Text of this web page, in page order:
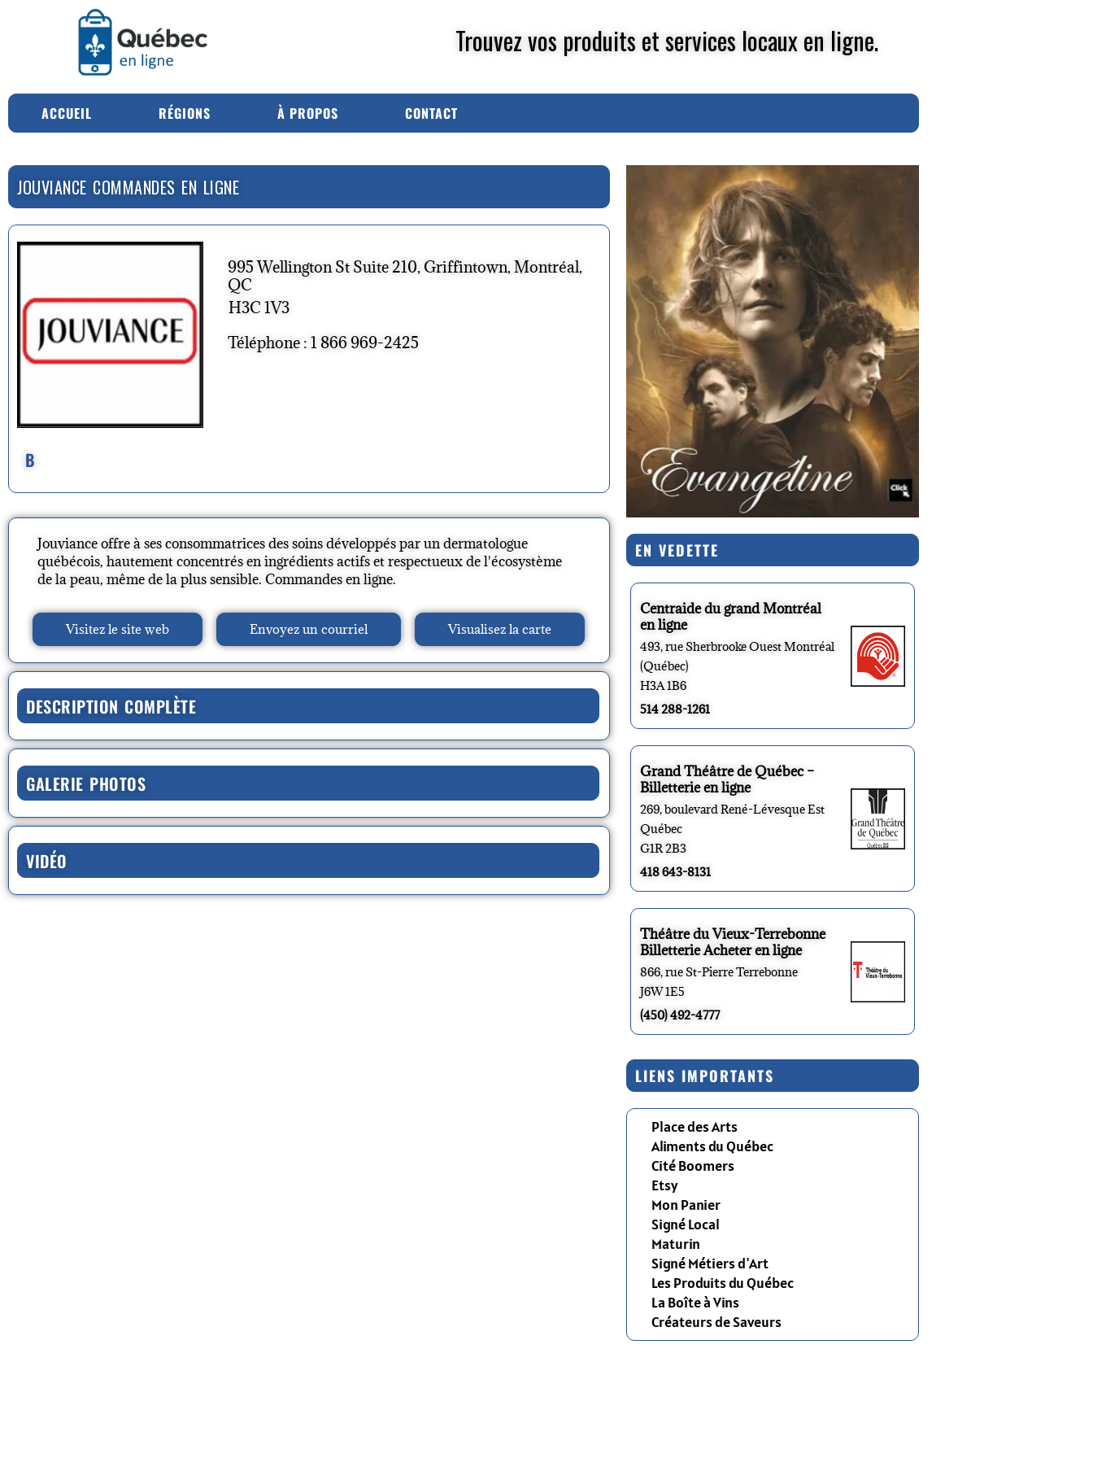
Trouvez vos produits et services locaux en ligne.
ACCUEIL RÉGIONS À PROPOS CONTACT
JOUVIANCE COMMANDES EN LIGNE
B
995 Wellington St Suite 210, Griffintown, Montréal,
QC
H3C 1V3
Téléphone : 1 866 969-2425
Jouviance offre à ses consommatrices des soins développés par un dermatologue
québécois, hautement concentrés en ingrédients actifs et respectueux de l'écosystème
de la peau, même de la plus sensible. Commandes en ligne.
Visitez le site web Envoyez un courriel Visualisez la carte
DESCRIPTION COMPLÈTE
GALERIE PHOTOS
VIDÉO
EN VEDETTE
Centraide du grand Montréal
en ligne
493, rue Sherbrooke Ouest Montréal
(Québec)
H3A 1B6
514 288-1261
Grand Théâtre de Québec –
Billetterie en ligne
269, boulevard René-Lévesque Est
Québec
G1R 2B3
418 643-8131
Théâtre du Vieux-Terrebonne
Billetterie Acheter en ligne
866, rue St-Pierre Terrebonne
J6W 1E5
(450) 492-4777
LIENS IMPORTANTS
Place des Arts
Aliments du Québec
Cité Boomers
Etsy
Mon Panier
Signé Local
Maturin
Signé Métiers d'Art
Les Produits du Québec
La Boîte à Vins
Créateurs de Saveurs